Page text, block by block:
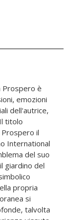
Prospero è
emozioni
dell'autrice,
titolo
Prospero il
International
del suo
giardino del
propria
si
talvolta